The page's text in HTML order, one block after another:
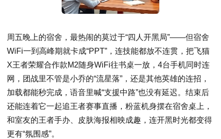
周五晚上的宿舍，最热闹的莫过于“四人开黑局”——但宿舍
WiFi一到高峰期就卡成“PPT”，连技能都放不连贯，把飞猫
X王者荣耀合作款M2随身WiFi往书桌一放，4台手机同时连
网，团战里不管是小乔的“流星落”，还是其他英雄的连招，
加载都能秒完成，语音里喊“支援中路”也没有延迟。结束后
还能连着它一起追王者赛事直播，粉蓝机身摆在宿舍桌上，
和室友的王者手办、皮肤海报相映成趣，连开黑时光都变得
更有“氛围感”。